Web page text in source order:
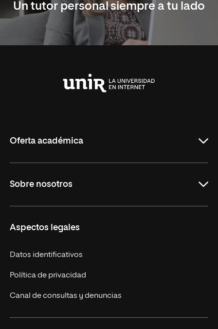
Un tutor personal siempre a tu lado
Oferta académica
Licenciaturas en línea
Másteres Europeos
Cursos Europeos
Títulos Americanos
Alianza Newman
Sobre nosotros
Nuestros alumnos
Únete a nosotros
Actualidad
Solicita información
Aspectos legales
Datos identificativos
Política de privacidad
Canal de consultas y denuncias